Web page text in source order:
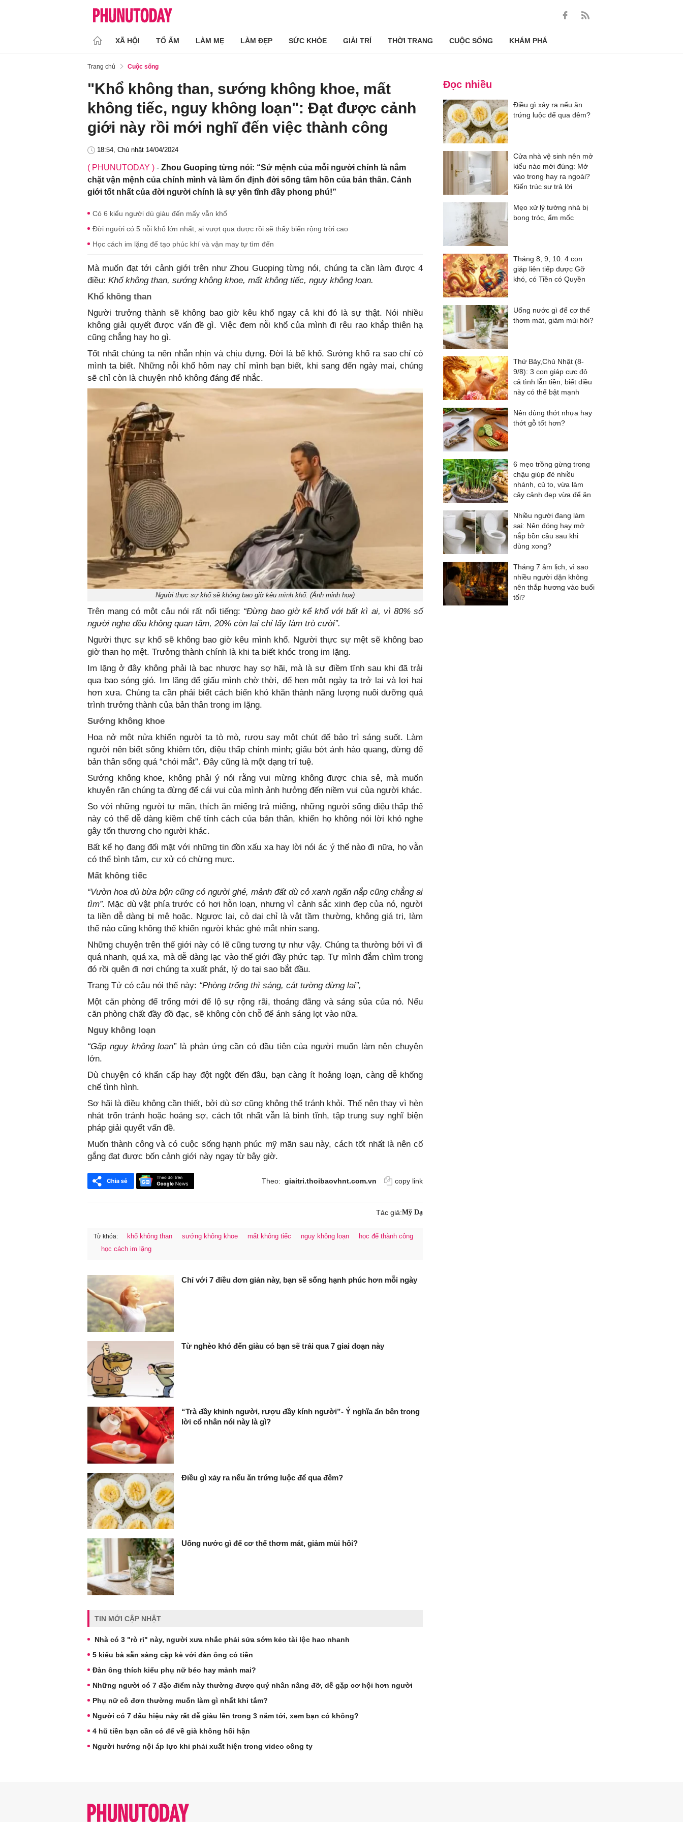
XÃ HỘI TỔ ẤM LÀM MẸ LÀM ĐẸP SỨC KHỎE GIẢI TRÍ THỜI TRANG CUỘC SỐNG KHÁM PHÁ
Trang chủ Cuộc sống
"Khổ không than, sướng không khoe, mất
không tiếc, nguy không loạn": Đạt được cảnh
giới này rồi mới nghĩ đến việc thành công
18:54, Chủ nhật 14/04/2024
( PHUNUTODAY ) - Zhou Guoping từng nói: “Sứ mệnh của mỗi người chính là nắm
chặt vận mệnh của chính mình và làm ổn định đời sống tâm hồn của bản thân. Cảnh
giới tốt nhất của đời người chính là sự yên tĩnh đầy phong phú!”
Có 6 kiểu người dù giàu đến mấy vẫn khổ
Đời người có 5 nỗi khổ lớn nhất, ai vượt qua được rồi sẽ thấy biển rộng trời cao
Học cách im lặng để tạo phúc khí và vận may tự tìm đến
Mà muốn đạt tới cảnh giới trên như Zhou Guoping từng nói, chúng ta cần làm được 4
điều: Khổ không than, sướng không khoe, mất không tiếc, nguy không loạn.
Khổ không than
Người trưởng thành sẽ không bao giờ kêu khổ ngay cả khi đó là sự thật. Nói nhiều
không giải quyết được vấn đề gì. Việc đem nỗi khổ của mình đi rêu rao khắp thiên hạ
cũng chẳng hay ho gì.
Tốt nhất chúng ta nên nhẫn nhịn và chịu đựng. Đời là bể khổ. Sướng khổ ra sao chỉ có
mình ta biết. Những nỗi khổ hôm nay chỉ mình bạn biết, khi sang đến ngày mai, chúng
sẽ chỉ còn là chuyện nhỏ không đáng để nhắc.
Người thực sự khổ sẽ không bao giờ kêu mình khổ. (Ảnh minh họa)
Trên mạng có một câu nói rất nổi tiếng: “Đừng bao giờ kể khổ với bất kì ai, vì 80% số
người nghe đều không quan tâm, 20% còn lại chỉ lấy làm trò cười”.
Người thực sự khổ sẽ không bao giờ kêu mình khổ. Người thực sự mệt sẽ không bao
giờ than họ mệt. Trưởng thành chính là khi ta biết khóc trong im lặng.
Im lặng ở đây không phải là bạc nhược hay sợ hãi, mà là sự điềm tĩnh sau khi đã trải
qua bao sóng gió. Im lặng để giấu mình chờ thời, để hẹn một ngày ta trở lại và lợi hại
hơn xưa. Chúng ta cần phải biết cách biến khó khăn thành năng lượng nuôi dưỡng quá
trình trưởng thành của bản thân trong im lặng.
Sướng không khoe
Hoa nở một nửa khiến người ta tò mò, rượu say một chút để bảo trì sáng suốt. Làm
người nên biết sống khiêm tốn, điệu thấp chính mình; giấu bớt ánh hào quang, đừng để
bản thân sống quá “chói mắt”. Đây cũng là một dạng trí tuệ.
Sướng không khoe, không phải ý nói rằng vui mừng không được chia sẻ, mà muốn
khuyên răn chúng ta đừng để cái vui của mình ảnh hưởng đến niềm vui của người khác.
So với những người tự mãn, thích ăn miếng trả miếng, những người sống điệu thấp thế
này có thể dễ dàng kiềm chế tính cách của bản thân, khiến họ không nói lời khó nghe
gây tổn thương cho người khác.
Bất kể họ đang đối mặt với những tin đồn xấu xa hay lời nói ác ý thế nào đi nữa, họ vẫn
có thể bình tâm, cư xử có chừng mực.
Mất không tiếc
“Vườn hoa dù bừa bộn cũng có người ghé, mảnh đất dù cỏ xanh ngăn nắp cũng chẳng ai
tìm”. Mặc dù vật phía trước có hơi hỗn loạn, nhưng vì cảnh sắc xinh đẹp của nó, người
ta liền dễ dàng bị mê hoặc. Ngược lại, cỏ dại chỉ là vật tầm thường, không giá trị, làm
thế nào cũng không thể khiến người khác ghé mắt nhìn sang.
Những chuyện trên thế giới này có lẽ cũng tương tự như vậy. Chúng ta thường bởi vì đi
quá nhanh, quá xa, mà dễ dàng lạc vào thế giới đầy phức tạp. Tự mình đắm chìm trong
đó rồi quên đi nơi chúng ta xuất phát, lý do tại sao bắt đầu.
Trang Tử có câu nói thế này: “Phòng trống thì sáng, cát tường dừng lại”,
Một căn phòng để trống mới để lộ sự rộng rãi, thoáng đãng và sáng sủa của nó. Nếu
căn phòng chất đầy đồ đạc, sẽ không còn chỗ để ánh sáng lọt vào nữa.
Nguy không loạn
“Gặp nguy không loạn”là phản ứng cần có đầu tiên của người muốn làm nên chuyện
lớn.
Dù chuyện có khẩn cấp hay đột ngột đến đâu, bạn càng ít hoảng loạn, càng dễ khống
chế tình hình.
Sợ hãi là điều không cần thiết, bởi dù sợ cũng không thể tránh khỏi. Thế nên thay vì hèn
nhát trốn tránh hoặc hoảng sợ, cách tốt nhất vẫn là bình tĩnh, tập trung suy nghĩ biện
pháp giải quyết vấn đề.
Muốn thành công và có cuộc sống hạnh phúc mỹ mãn sau này, cách tốt nhất là nên cố
gắng đạt được bốn cảnh giới này ngay từ bây giờ.
FaceBook
Theo: giaitri.thoibaovhnt.com.vn copy link
Tác giả:Mỹ Dạ
Từ khóa: khổ không than sướng không khoe mất không tiếc nguy không loạn
học để thành công
học cách im lặng
Chỉ với 7 điều đơn giản này, bạn sẽ sống hạnh phúc hơn mỗi ngày
Từ nghèo khó đến giàu có bạn sẽ trải qua 7 giai đoạn này
“Trà đầy khinh người, rượu đầy kính người”- Ý nghĩa ẩn bên trong
lời cổ nhân nói này là gì?
Điều gì xảy ra nếu ăn trứng luộc để qua đêm?
Uống nước gì để cơ thể thơm mát, giảm mùi hôi?
TIN MỚI CẬP NHẬT
Nhà có 3 "rò rỉ" này, người xưa nhắc phải sửa sớm kẻo tài lộc hao nhanh
5 kiểu bà sẵn sàng cặp kè với đàn ông có tiền
Đàn ông thích kiểu phụ nữ béo hay mảnh mai?
Những người có 7 đặc điểm này thường được quý nhân nâng đỡ, dễ gặp cơ hội hơn người
Phụ nữ cô đơn thường muốn làm gì nhất khi tắm?
Người có 7 dấu hiệu này rất dễ giàu lên trong 3 năm tới, xem bạn có không?
4 hũ tiền bạn cần có để về già không hối hận
Người hướng nội áp lực khi phải xuất hiện trong video công ty
Đọc nhiều
Điều gì xảy ra nếu ăn
trứng luộc để qua đêm?
Cửa nhà vệ sinh nên mở
kiểu nào mới đúng: Mở
vào trong hay ra ngoài?
Kiến trúc sư trả lời
Mẹo xử lý tường nhà bị
bong tróc, ẩm mốc
Tháng 8, 9, 10: 4 con
giáp liên tiếp được Gỡ
khó, có Tiền có Quyền
Uống nước gì để cơ thể
thơm mát, giảm mùi hôi?
Thứ Bảy,Chủ Nhật (8-
9/8): 3 con giáp cực đỏ
cả tình lẫn tiền, biết điều
này có thể bật mạnh
Nên dùng thớt nhựa hay
thớt gỗ tốt hơn?
6 mẹo trồng gừng trong
chậu giúp đẻ nhiều
nhánh, củ to, vừa làm
cây cảnh đẹp vừa để ăn
Nhiều người đang làm
sai: Nên đóng hay mở
nắp bồn cầu sau khi
dùng xong?
Tháng 7 âm lịch, vì sao
nhiều người dặn không
nên thắp hương vào buổi
tối?